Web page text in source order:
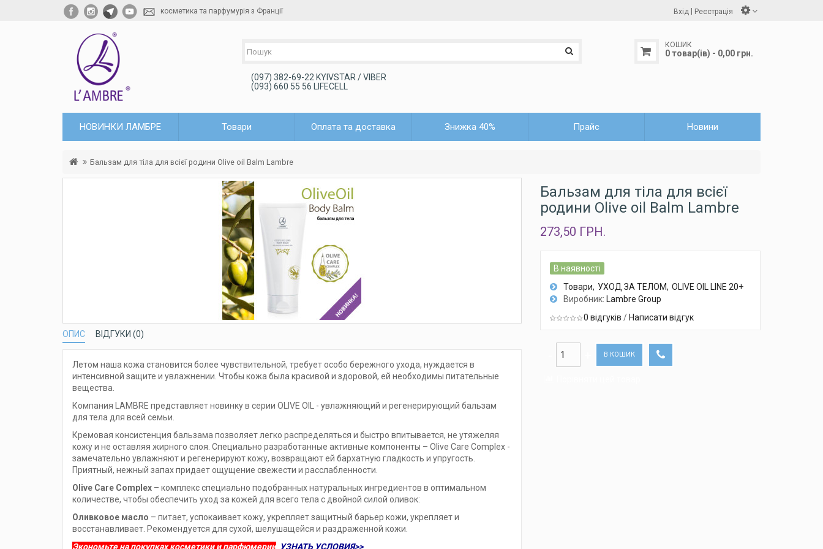
косметика та парфумурія з Франції Вхід | Реєстрація
(097) 382-69-22 KYIVSTAR / VIBER
(093) 660 55 56 LIFECELL
КОШИК
0 товар(ів) - 0,00 грн.
НОВИНКИ ЛАМБРЕ Товари Оплата та доставка Знижка 40% Прайс Новини
Бальзам для тіла для всієї родини Olive oil Balm Lambre
ОПИС ВІДГУКИ (0)
Летом наша кожа становится более чувствительной, требует особо бережного ухода, нуждается в
интенсивной защите и увлажнении. Чтобы кожа была красивой и здоровой, ей необходимы питательные
вещества.
Компания LAMBRE представляет новинку в серии OLIVE OIL - увлажняющий и регенерирующий бальзам
для тела для всей семьи.
Кремовая консистенция бальзама позволяет легко распределяться и быстро впитывается, не утяжеляя
кожу и не оставляя жирного слоя. Специально разработанные активные компоненты – Olive Care Complex -
замечательно увлажняют и регенерируют кожу, возвращают ей бархатную гладкость и упругость.
Приятный, нежный запах придает ощущение свежести и расслабленности.
Olive Care Complex – комплекс специально подобранных натуральных ингредиентов в оптимальном
количестве, чтобы обеспечить уход за кожей для всего тела с двойной силой оливок:
Оливковое масло – питает, успокаивает кожу, укрепляет защитный барьер кожи, укрепляет и
восстанавливает. Рекомендуется для сухой, шелушащейся и раздраженной кожи.
Экономьте на покупках косметики и парфюмерии УЗНАТЬ УСЛОВИЯ>>
Бальзам для тіла для всієї
родини Olive oil Balm Lambre
273,50 ГРН.
В наявності
Товари
УХОД ЗА ТЕЛОМ
OLIVE OIL LINE 20+
Виробник: Lambre Group
0 відгуків / Написати відгук
В КОШИК